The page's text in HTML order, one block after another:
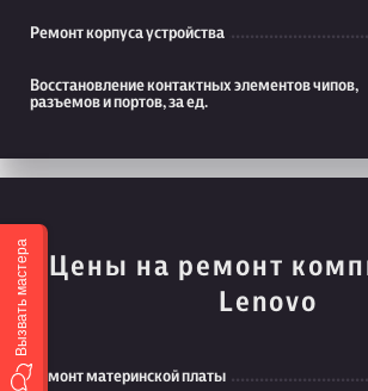
Ремонт корпуса устройства
Восстановление контактных элементов чипов,
разъемов и портов, за ед.
Цены на ремонт
Lenovo
Ремонт материнской платы
Вызвать мастера